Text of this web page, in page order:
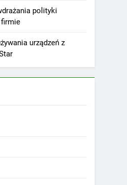
polityki
urządzeń z